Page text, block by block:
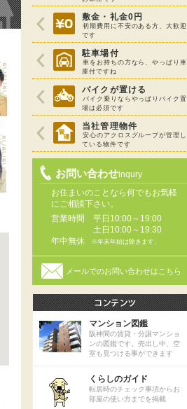
敷金・礼金0円
初期費用に不安のある方、大歓迎
です
駐車場付
車をお持ちの方なら、やっぱり車
庫付ですね
バイクが置ける
バイク乗りならやっぱりバイク置
場は必須です
当社管理物件
安心のアクロスグループが管理し
ている物件です
お問い合わせinqury
お住まいのことなら何でもお気軽
にご相談下さい。
営業時間
平日10:00～19:00
土日10:00～19:30
年中無休
※年末年始は除きます。
メールでのお問い合わせはこちら
マンション図鑑
阪神間の賃貸・分譲マンショ
ンの図鑑です。売出し中、空
室も見つける事ができます
くらしのガイド
転居時のチェック事項からお
部屋の使い方までを掲載